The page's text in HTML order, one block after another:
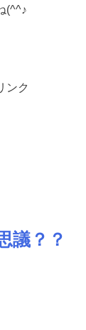
(^^♪
ンク
議？？